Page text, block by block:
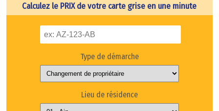
Calculez le PRIX de votre carte grise en une minute
Type de démarche
Lieu de résidence